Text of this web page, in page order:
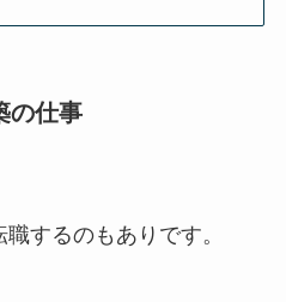
の仕事
するのもありです。